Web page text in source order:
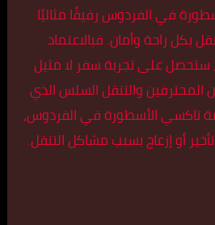
في الفردوس رفيقًا مثاليًا
بكل راحة وأمان. فبالاعتماد
على تجربة سفر لا مثيل
المحترفين والتنقل السلس الذي
تاكسي الأسطورة في الفردوس،
أو إزعاج بسبب مشاكل التنقل.